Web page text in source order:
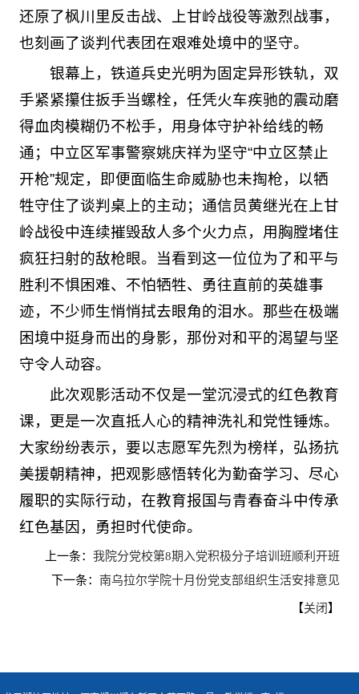
还原了枫川里反击战、上甘岭战役等激烈战事，
也刻画了谈判代表团在艰难处境中的坚守。
银幕上，铁道兵史光明为固定异形铁轨，双
手紧紧攥住扳手当螺栓，任凭火车疾驰的震动磨
得血肉模糊仍不松手，用身体守护补给线的畅
通；中立区军事警察姚庆祥为坚守“中立区禁止
开枪”规定，即便面临生命威胁也未掏枪，以牺
牲守住了谈判桌上的主动；通信员黄继光在上甘
岭战役中连续摧毁敌人多个火力点，用胸膛堵住
疯狂扫射的敌枪眼。当看到这一位位为了和平与
胜利不惧困难、不怕牺牲、勇往直前的英雄事
迹，不少师生悄悄拭去眼角的泪水。那些在极端
困境中挺身而出的身影，那份对和平的渴望与坚
守令人动容。
此次观影活动不仅是一堂沉浸式的红色教育
课，更是一次直抵人心的精神洗礼和党性锤炼。
大家纷纷表示，要以志愿军先烈为榜样，弘扬抗
美援朝精神，把观影感悟转化为勤奋学习、尽心
履职的实际行动，在教育报国与青春奋斗中传承
红色基因，勇担时代使命。
上一条： 我院分党校第8期入党积极分子培训班顺利开班
下一条： 南乌拉尔学院十月份党支部组织生活安排意见
【关闭 】